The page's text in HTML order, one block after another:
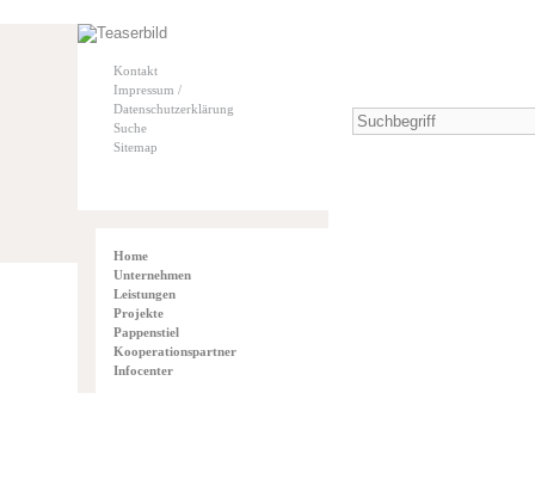
Kontakt
Impressum /
Datenschutzerklärung
Suche
Sitemap
Home
Unternehmen
Leistungen
Projekte
Pappenstiel
Kooperationspartner
Infocenter